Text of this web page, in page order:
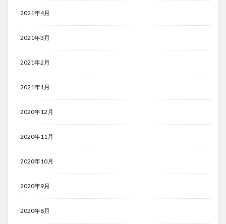
2021年4月
2021年3月
2021年2月
2021年1月
2020年12月
2020年11月
2020年10月
2020年9月
2020年8月